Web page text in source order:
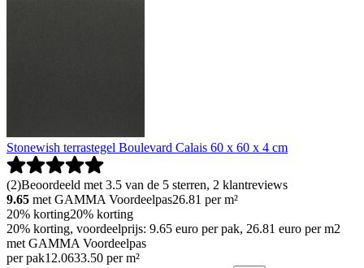
Stonewish terrastegel Boulevard Calais 60 x 60 x 4 cm
(2)Beoordeeld met 3.5 van de 5 sterren, 2 klantreviews
9.65 met GAMMA Voordeelpas26.81 per m²
20% korting20% korting
20% korting, voordeelprijs: 9.65 euro per pak, 26.81 euro per m2
met GAMMA Voordeelpas
per pak12.0633.50 per m²